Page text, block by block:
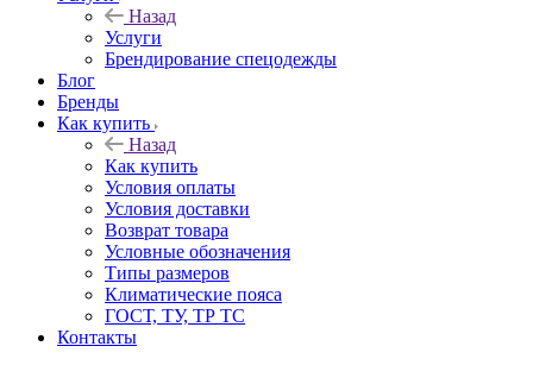
Назад
Услуги
Брендирование спецодежды
Блог
Бренды
Как купить
Назад
Как купить
Условия оплаты
Условия доставки
Возврат товара
Условные обозначения
Типы размеров
Климатические пояса
ГОСТ, ТУ, ТР ТС
Контакты